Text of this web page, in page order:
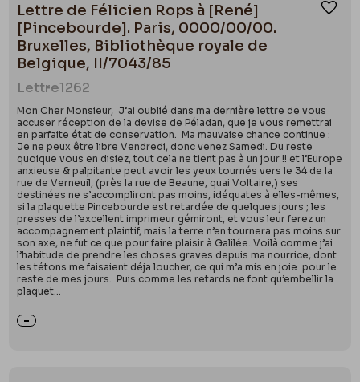
Lettre de Félicien Rops à [René]
[Pincebourde]. Paris, 0000/00/00.
Bruxelles, Bibliothèque royale de
Belgique, II/7043/85
Lettre1262
Mon Cher Monsieur, J’ai oublié dans ma dernière lettre de vous
accuser réception de la devise de Péladan, que je vous remettrai
en parfaite état de conservation. Ma mauvaise chance continue :
Je ne peux être libre Vendredi, donc venez Samedi. Du reste
quoique vous en disiez, tout cela ne tient pas à un jour !! et l’Europe
anxieuse & palpitante peut avoir les yeux tournés vers le 34 de la
rue de Verneuil, (près la rue de Beaune, quai Voltaire,) ses
destinées ne s’accompliront pas moins, idéquates à elles-mêmes,
si la plaquette Pincebourde est retardée de quelques jours ; les
presses de l’excellent imprimeur gémiront, et vous leur ferez un
accompagnement plaintif, mais la terre n’en tournera pas moins sur
son axe, ne fut ce que pour faire plaisir à Galilée. Voilà comme j’ai
l’habitude de prendre les choses graves depuis ma nourrice, dont
les tétons me faisaient déja loucher, ce qui m’a mis en joie pour le
reste de mes jours. Puis comme les retards ne font qu’embellir la
plaquet...